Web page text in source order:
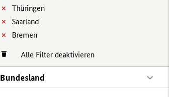
Thüringen
Saarland
Bremen
Alle Filter deaktivieren
Bundesland